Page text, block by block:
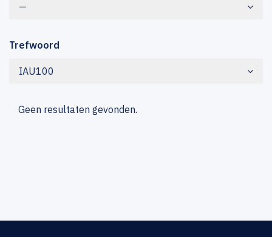
—
Trefwoord
IAU100
Geen resultaten gevonden.